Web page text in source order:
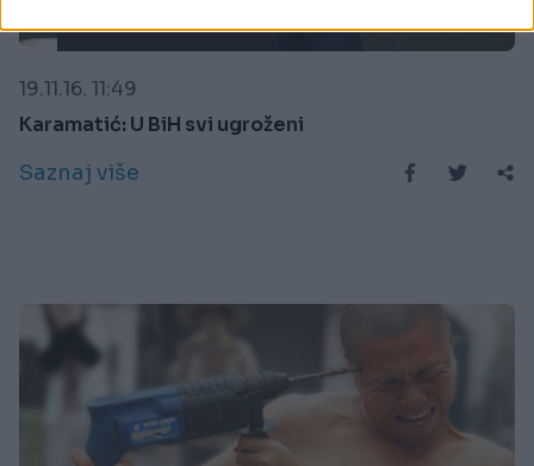
BOSNA I HERCEGOVINA
19.11.16. 11:49
Karamatić: U BiH svi ugroženi
Saznaj više